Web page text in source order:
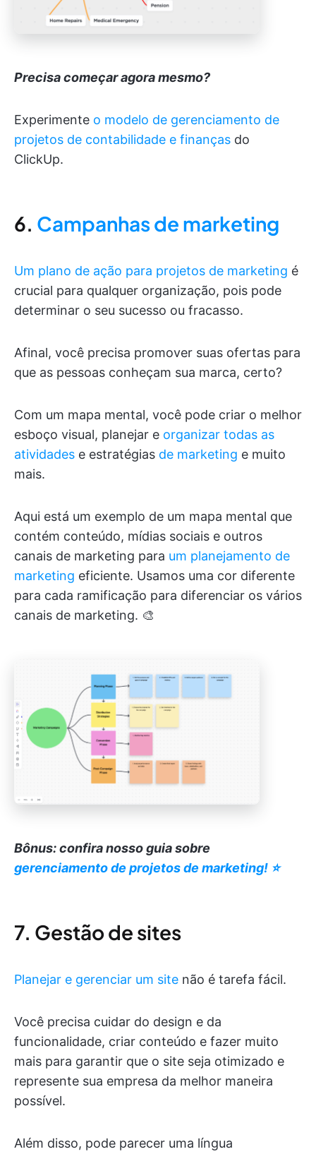
Precisa começar agora mesmo?
Experimente o modelo de gerenciamento de
projetos de contabilidade e finanças do
ClickUp.
6. Campanhas de marketing
Um plano de ação para projetos de marketing é
crucial para qualquer organização, pois pode
determinar o seu sucesso ou fracasso.
Afinal, você precisa promover suas ofertas para
que as pessoas conheçam sua marca, certo?
Com um mapa mental, você pode criar o melhor
esboço visual, planejar e organizar todas as
atividades e estratégias de marketing e muito
mais.
Aqui está um exemplo de um mapa mental que
contém conteúdo, mídias sociais e outros
canais de marketing para um planejamento de
marketing eficiente. Usamos uma cor diferente
para cada ramificação para diferenciar os vários
canais de marketing. 🎨
Bônus: confira nosso guia sobre
gerenciamento de projetos de marketing! ⭐️
7. Gestão de sites
Planejar e gerenciar um site não é tarefa fácil.
Você precisa cuidar do design e da
funcionalidade, criar conteúdo e fazer muito
mais para garantir que o site seja otimizado e
represente sua empresa da melhor maneira
possível.
Além disso, pode parecer uma língua